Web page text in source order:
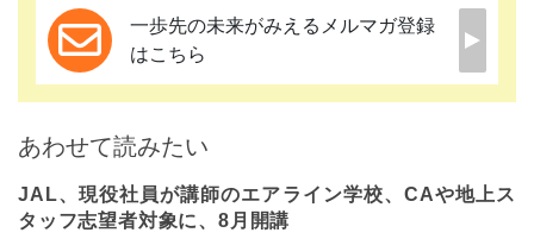
一歩先の未来がみえるメルマガ登録
はこちら
あわせて読みたい
JAL、現役社員が講師のエアライン学校、CAや地上ス
タッフ志望者対象に、8月開講